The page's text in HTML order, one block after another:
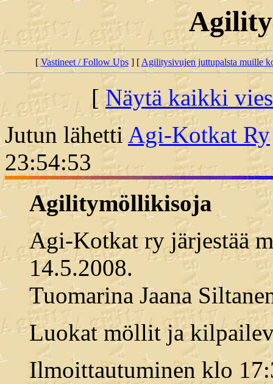
[Vastineet / Follow Ups] [Agilitysivujen juttupalsta muille
[Näytä kaikki
Jutun lähettiAgi-Kotkat Ry
23:54:53
Agilitymöllikisoja
Agi-Kotkat ry järjestää
14.5.2008.
Tuomarina Jaana
Luokat möllit ja
Ilmoittautuminen klo